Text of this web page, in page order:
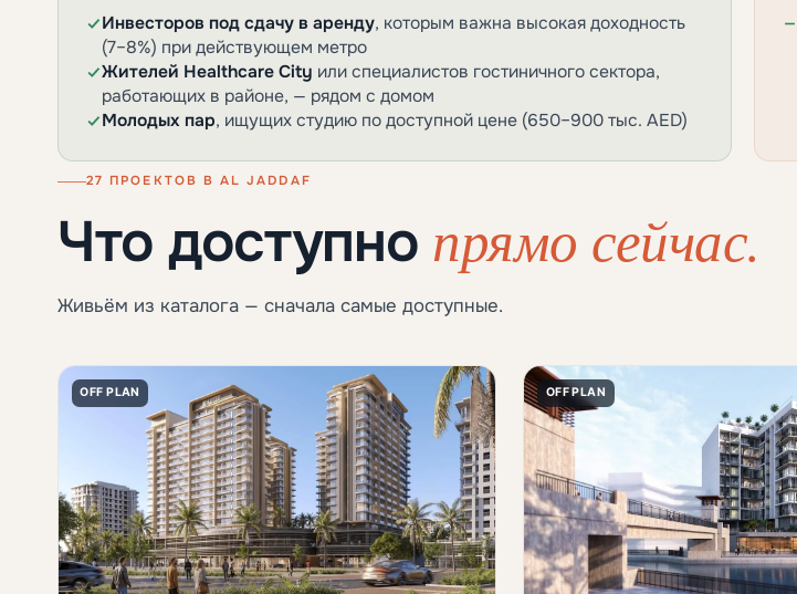
Инвесторов под сдачу в аренду, которым важна высокая доходность
(7–8%) при действующем метро
Жителей Healthcare City или специалистов гостиничного сектора,
работающих в районе, — рядом с домом
Молодых пар, ищущих студию по доступной цене (650–900 тыс. AED)
27 ПРОЕКТОВ В AL JADDAF
Что доступно прямо сейчас.
Живьём из каталога — сначала самые доступные.
OFF PLAN OFF PLAN